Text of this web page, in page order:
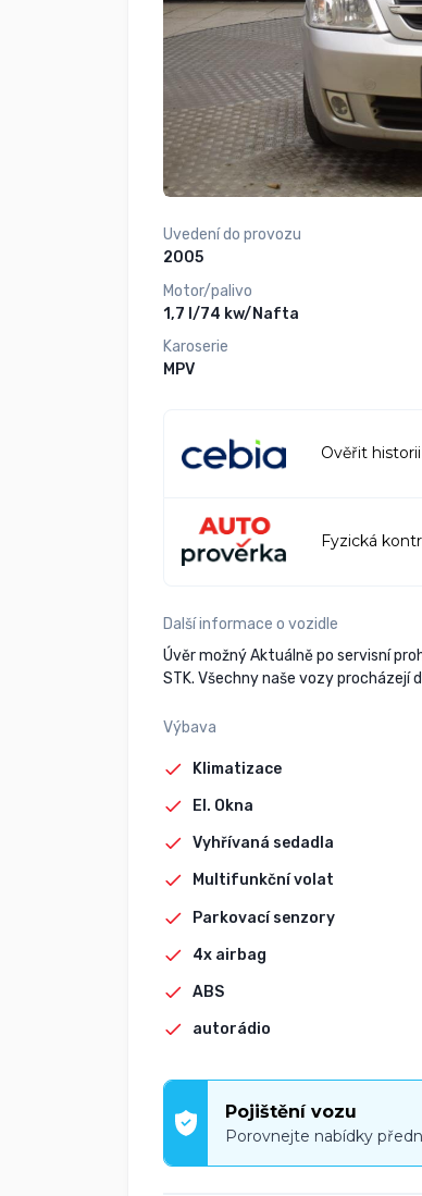
Uvedení do provozu
2005
Motor/palivo
1,7 l/74 kw/Nafta
Karoserie
MPV
Ověřit
Fyzická
Další informace o vozidle
Úvěr možný Aktuálně po servisní
STK. Všechny naše vozy procházejí
Výbava
Klimatizace
El. Okna
Vyhřívaná sedadla
Multifunkční volat
Parkovací senzory
4x airbag
ABS
autorádio
Pojištění vozu
Porovnejte nabídky